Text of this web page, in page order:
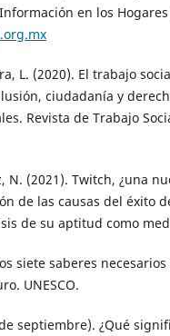
en los Hogares
L. (2020). El trabajo
ciudadanía y
Revista de Trabajo
N. (2021). Twitch, ¿una
de las causas del éxito
de su aptitud como
siete saberes
UNESCO.
septiembre). ¿Qué